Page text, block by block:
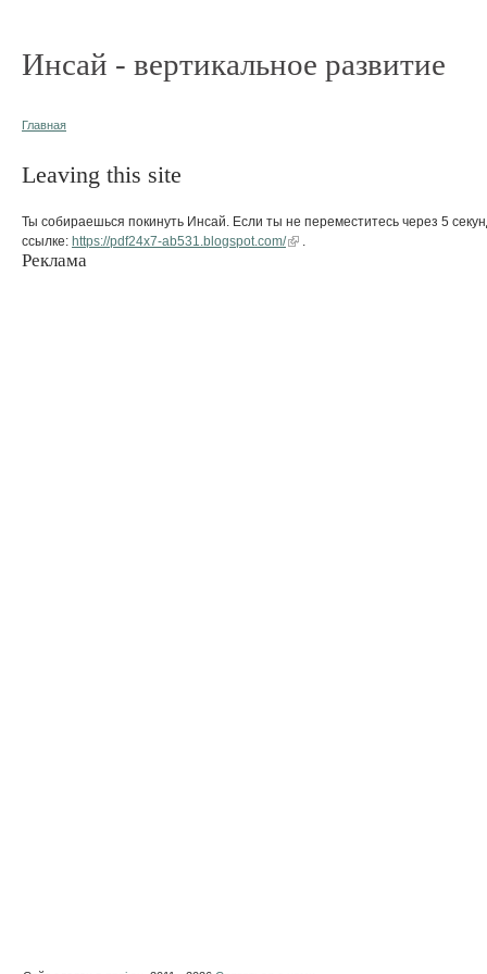
Инсай - вертикальное развитие
Главная
Leaving this site
Ты собираешься покинуть Инсай. Если ты не переместитесь через 5
ссылке: https://pdf24x7-ab531.blogspot.com/
Реклама